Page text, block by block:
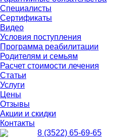
Специалисты
Сертификаты
Видео
Условия поступления
Программа реабилитации
Родителям и семьям
Расчет стоимости лечения
Статьи
Услуги
Цены
Отзывы
Акции и скидки
Контакты
8 (3522) 65-69-65